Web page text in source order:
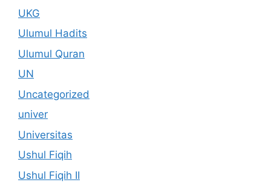
UKG
Ulumul Hadits
Ulumul Quran
UN
Uncategorized
univer
Universitas
Ushul Fiqih
Ushul Fiqih II